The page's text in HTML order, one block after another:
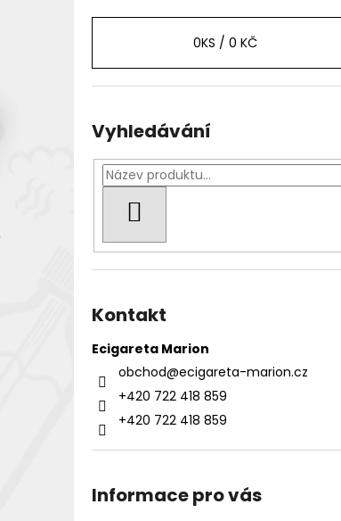
0KS / 0 KČ
Vyhledávání
Kontakt
Ecigareta Marion
obchod@ecigareta-marion.cz
+420 722 418 859
+420 722 418 859
Informace pro vás